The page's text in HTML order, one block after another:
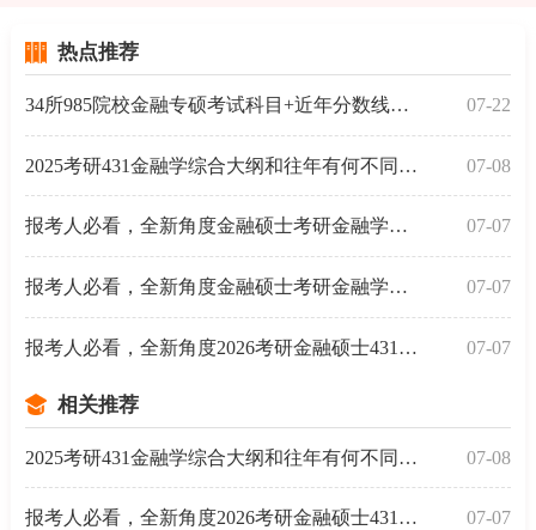
热点推荐
34所985院校金融专硕考试科目+近年分数线汇总 07-22
2025考研431金融学综合大纲和往年有何不同？一起来了解 07-08
报考人必看，全新角度金融硕士考研金融学考试分析-常 07-07
报考人必看，全新角度金融硕士考研金融学考试分析-试 07-07
报考人必看，全新角度2026考研金融硕士431金融学综合备 07-07
相关推荐
2025考研431金融学综合大纲和往年有何不同？一起来了解 07-08
报考人必看，全新角度2026考研金融硕士431金融学综合备 07-07